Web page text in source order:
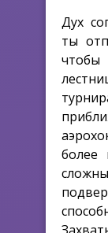
Дух
ты
более